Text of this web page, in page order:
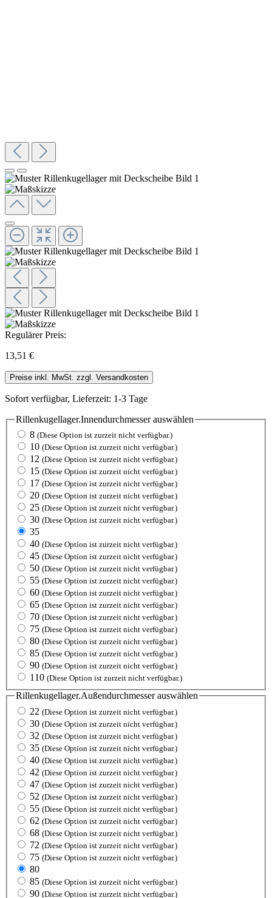
Regulärer Preis:
13,51 €
Preise inkl. MwSt. zzgl. Versandkosten
Sofort verfügbar, Lieferzeit: 1-3 Tage
Rillenkugellager.Innendurchmesserauswählen
8 (Diese Option ist zurzeit nicht verfügbar.)
10 (Diese Option ist zurzeit nicht verfügbar.)
12 (Diese Option ist zurzeit nicht verfügbar.)
15 (Diese Option ist zurzeit nicht verfügbar.)
17 (Diese Option ist zurzeit nicht verfügbar.)
20 (Diese Option ist zurzeit nicht verfügbar.)
25 (Diese Option ist zurzeit nicht verfügbar.)
30 (Diese Option ist zurzeit nicht verfügbar.)
35
40 (Diese Option ist zurzeit nicht verfügbar.)
45 (Diese Option ist zurzeit nicht verfügbar.)
50 (Diese Option ist zurzeit nicht verfügbar.)
55 (Diese Option ist zurzeit nicht verfügbar.)
60 (Diese Option ist zurzeit nicht verfügbar.)
65 (Diese Option ist zurzeit nicht verfügbar.)
70 (Diese Option ist zurzeit nicht verfügbar.)
75 (Diese Option ist zurzeit nicht verfügbar.)
80 (Diese Option ist zurzeit nicht verfügbar.)
85 (Diese Option ist zurzeit nicht verfügbar.)
90 (Diese Option ist zurzeit nicht verfügbar.)
110 (Diese Option ist zurzeit nicht verfügbar.)
Rillenkugellager.Außendurchmesserauswählen
22 (Diese Option ist zurzeit nicht verfügbar.)
30 (Diese Option ist zurzeit nicht verfügbar.)
32 (Diese Option ist zurzeit nicht verfügbar.)
35 (Diese Option ist zurzeit nicht verfügbar.)
40 (Diese Option ist zurzeit nicht verfügbar.)
42 (Diese Option ist zurzeit nicht verfügbar.)
47 (Diese Option ist zurzeit nicht verfügbar.)
52 (Diese Option ist zurzeit nicht verfügbar.)
55 (Diese Option ist zurzeit nicht verfügbar.)
62 (Diese Option ist zurzeit nicht verfügbar.)
68 (Diese Option ist zurzeit nicht verfügbar.)
72 (Diese Option ist zurzeit nicht verfügbar.)
75 (Diese Option ist zurzeit nicht verfügbar.)
80
85 (Diese Option ist zurzeit nicht verfügbar.)
90 (Diese Option ist zurzeit nicht verfügbar.)